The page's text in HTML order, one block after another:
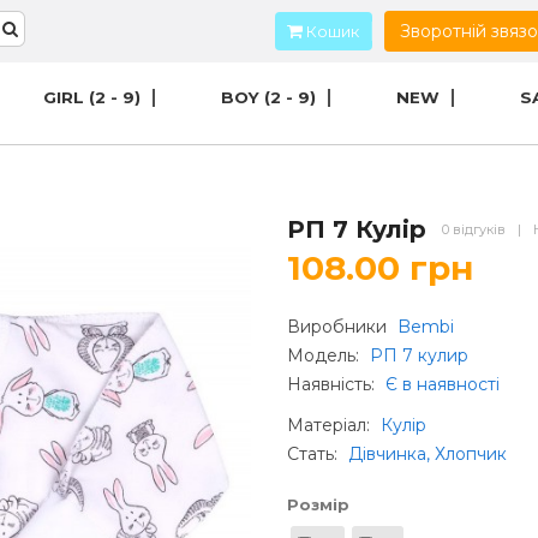
Кошик Зворотній
GIRL (2 - 9) BOY (2 - 9) NEW
РП 7 Кулір 0 відгуків |
108.00 грн
Виробники
Bembi
Модель:
РП 7 кулир
Наявність:
Є в наявності
Матеріал:
Кулір
Стать: Дівчинка, Хлопчик
Розмір